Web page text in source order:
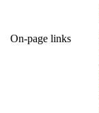
On-page links